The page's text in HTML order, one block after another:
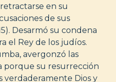
en su
de sus
Desarmó su condena
el Rey de los judíos.
avergonzó las
porque su resurrección
verdaderamente Dios y